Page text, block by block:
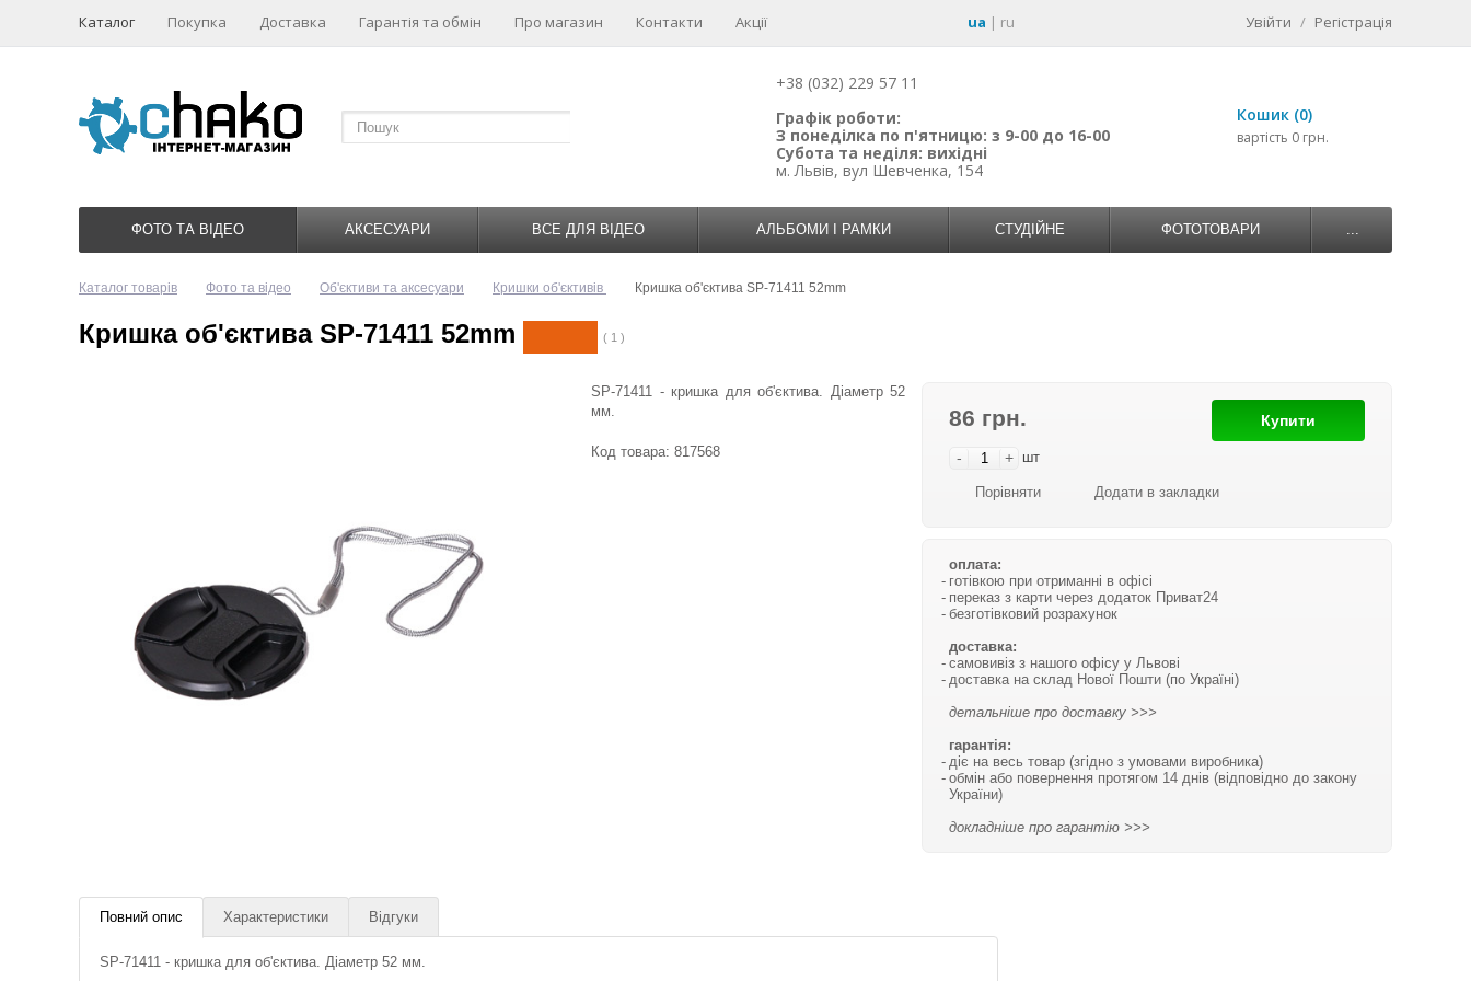
Каталог Покупка Доставка Гарантія та обмін Про магазин Контакти Акції ua | ru Увійти / Регістрація
+38 (032) 229 57 11
Графік роботи:
З понеділка по п'ятницю: з 9-00 до 16-00
Субота та неділя: вихідні
м. Львів, вул Шевченка, 154
Кошик (0)
вартість 0 грн.
ФОТО ТА ВІДЕО АКСЕСУАРИ ВСЕ ДЛЯ ВІДЕО АЛЬБОМИ І РАМКИ СТУДІЙНЕ ФОТОТОВАРИ ...
Каталог товарів Фото та відео Об'єктиви та аксесуари Кришки об'єктивів Кришка об'єктива SP-71411 52mm
Кришка об'єктива SP-71411 52mm ( 1 )
86 грн.
- + шт
Купити
Порівняти Додати в закладки
оплата:
готівкою при отриманні в офісі
переказ з карти через додаток Приват24
безготівковий розрахунок
доставка:
самовивіз з нашого офісу у Львові
доставка на склад Нової Пошти (по Україні)
детальніше про доставку >>>
гарантія:
діє на весь товар (згідно з умовами виробника)
обмін або повернення протягом 14 днів (відповідно до закону
України)
докладніше про гарантію >>>
SP-71411 - кришка для об'єктива. Діаметр 52
мм.
Код товара: 817568
Повний опис Характеристики Відгуки
SP-71411 - кришка для об'єктива. Діаметр 52 мм.